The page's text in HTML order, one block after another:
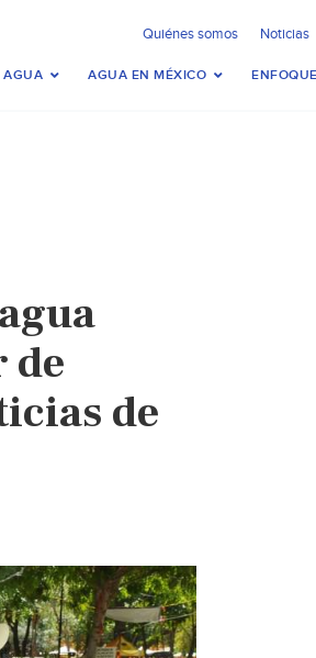
Quiénes somos Noticias
AGUA AGUA EN MÉXICO
de
de